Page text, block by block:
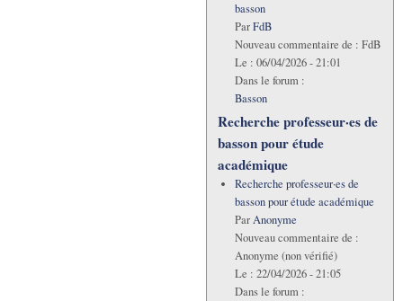
basson
ParFdB
Nouveau commentaire de : FdB
Le : 06/04/2026 - 21:01
Dans le forum :
Basson
Recherche professeur·es de
basson pour étude
académique
Recherche professeur·es de
basson pour étude académique
ParAnonyme
Nouveau commentaire de :
Anonyme (non vérifié)
Le : 22/04/2026 - 21:05
Dans le forum :